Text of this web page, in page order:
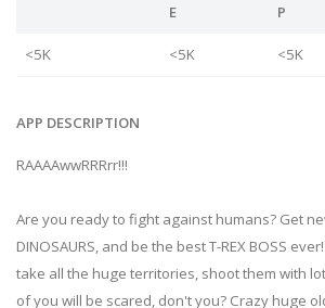
E
P
<5K <5K <5K
APP DESCRIPTION
RAAAAwwRRRrr!!!
Are you ready to fight against humans? Get
DINOSAURS, and be the best T-REX BOSS
take all the huge territories, shoot them with
of you will be scared, don't you? Crazy huge